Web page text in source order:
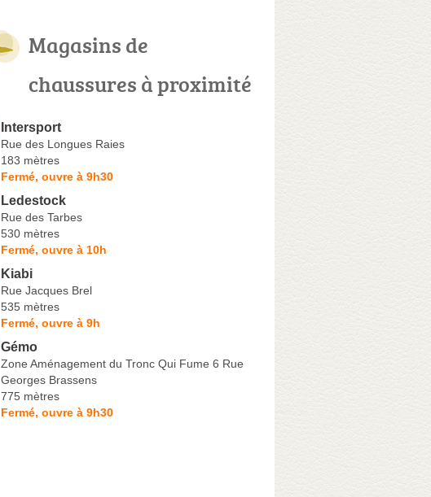
Magasins de
chaussures à proximité
Intersport
Rue des Longues Raies
183 mètres
Fermé, ouvre à 9h30
Ledestock
Rue des Tarbes
530 mètres
Fermé, ouvre à 10h
Kiabi
Rue Jacques Brel
535 mètres
Fermé, ouvre à 9h
Gémo
Zone Aménagement du Tronc Qui Fume 6 Rue
Georges Brassens
775 mètres
Fermé, ouvre à 9h30